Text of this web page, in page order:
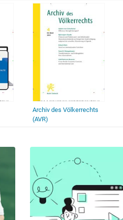
Archiv des Völkerrechts
(AVR)